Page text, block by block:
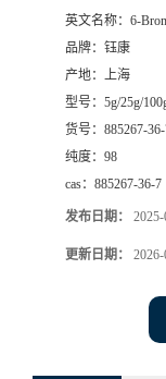
英文名称： 6-
品牌： 钰康
产地： 上海
型号： 5g/25g/
货号： 885267-
纯度： 98
cas： 885267-36-7
发布日期：
更新日期：